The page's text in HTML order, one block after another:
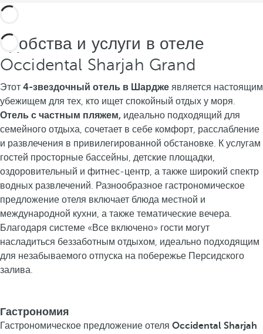
Удобства и услуги в отеле
Occidental Sharjah Grand
Этот 4-звездочный отель в Шардже является настоящим
убежищем для тех, кто ищет спокойный отдых у моря.
Отель с частным пляжем, идеально подходящий для
семейного отдыха, сочетает в себе комфорт, расслабление
и развлечения в привилегированной обстановке. К услугам
гостей просторные бассейны, детские площадки,
оздоровительный и фитнес-центр, а также широкий спектр
водных развлечений. Разнообразное гастрономическое
предложение отеля включает блюда местной и
международной кухни, а также тематические вечера.
Благодаря системе «Все включено» гости могут
насладиться беззаботным отдыхом, идеально подходящим
для незабываемого отпуска на побережье Персидского
залива.
Гастрономия
Гастрономическое предложение отеля Occidental Sharjah